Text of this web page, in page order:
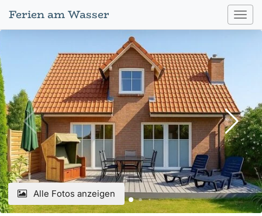
Ferien am Wasser
Alle Fotos anzeigen